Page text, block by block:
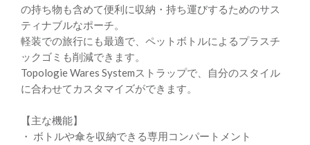
の持ち物も含めて便利に収納・持ち運びするためのサス
ティナブルなポーチ。
軽装での旅行にも最適で、ペットボトルによるプラスチ
ックゴミも削減できます。
Topologie Wares Systemストラップで、自分のスタイル
に合わせてカスタマイズができます。
【主な機能】
・ ボトルや傘を収納できる専用コンパートメント